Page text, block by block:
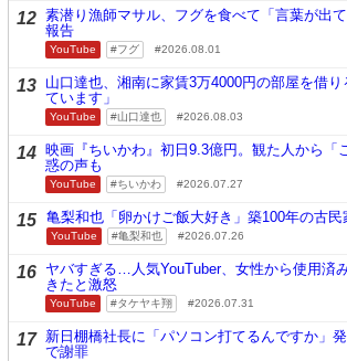
12 素潜り漁師マサル、フグを食べて「言葉が出
報告
YouTube フグ 2026.08.01
13 山口達也、湘南に家賃3万4000円の部屋を借
ています」
YouTube 山口達也 2026.08.03
14 映画『ちいかわ』初日9.3億円。観た人から「
惑の声も
YouTube ちいかわ 2026.07.27
15 亀梨和也「卵かけご飯大好き」築100年の古
YouTube 亀梨和也 2026.07.26
16 ヤバすぎる…人気YouTuber、女性から使用済
きたと激怒
YouTube タケヤキ翔 2026.07.31
17 新日棚橋社長に「パソコン打てるんですか」
で謝罪